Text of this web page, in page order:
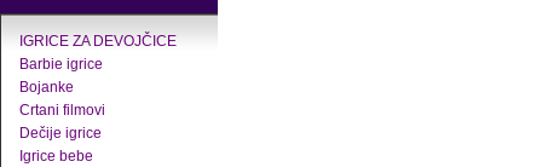
IGRICE ZA DEVOJČICE
Barbie igrice
Bojanke
Crtani filmovi
Dečije igrice
Igrice bebe